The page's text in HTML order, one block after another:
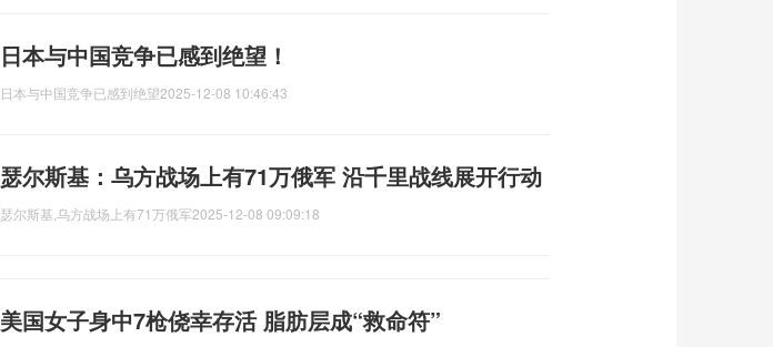
日本与中国竞争已感到绝望！
日本与中国竞争已感到绝望2025-12-08 10:46:43
瑟尔斯基：乌方战场上有71万俄军 沿千里战线展开行动
瑟尔斯基,乌方战场上有71万俄军2025-12-08 09:09:18
美国女子身中7枪侥幸存活 脂肪层成“救命符”